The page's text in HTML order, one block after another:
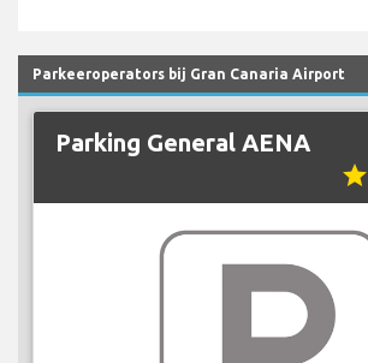
Parkeeroperators bij Gran Canaria Airport
Parking General AENA
star